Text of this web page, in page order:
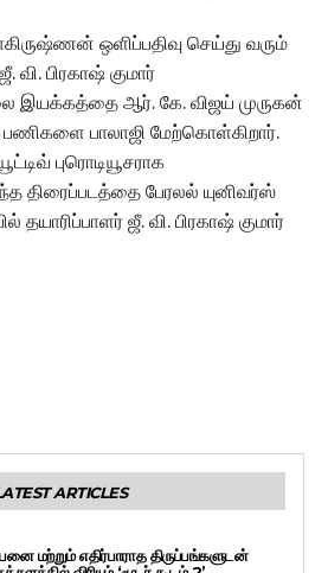
ஒளிப்பதிவு செய்து வரும்
வி. பிரகாஷ் குமார்
இயக்கத்தை ஆர். கே. விஜய் முருகன்
பணிகளை பாலாஜி மேற்கொள்கிறார்.
புரொடியூசராக
திரைப்படத்தை பேரலல் யுனிவர்ஸ்
தயாரிப்பாளர் ஜீ. வி. பிரகாஷ் குமார்
ARTICLES
மற்றும் எதிர்பாராத திருப்பங்களுடன்